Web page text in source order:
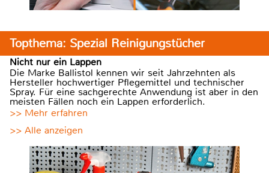
Topthema: Spezial Reinigungstücher
Nicht nur ein Lappen
Die Marke Ballistol kennen wir seit Jahrzehnten als
Hersteller hochwertiger Pflegemittel und technischer
Spray. Für eine sachgerechte Anwendung ist aber in den
meisten Fällen noch ein Lappen erforderlich.
>> Mehr erfahren
>> Alle anzeigen